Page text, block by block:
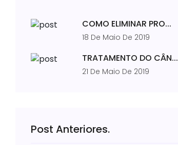
COMO ELIMINAR PRO...
18 De Maio De 2019
TRATAMENTO DO CÂN...
21 De Maio De 2019
Post Anteriores.